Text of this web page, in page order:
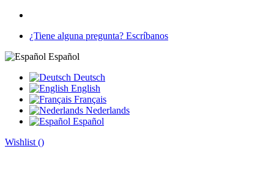
¿Tiene alguna pregunta? Escríbanos
Español
Deutsch
English
Français
Nederlands
Español
Wishlist ()